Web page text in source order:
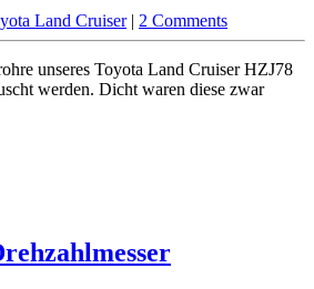
Land Cruiser | 2 Comments
unseres Toyota Land Cruiser HZJ78
werden. Dicht waren diese zwar